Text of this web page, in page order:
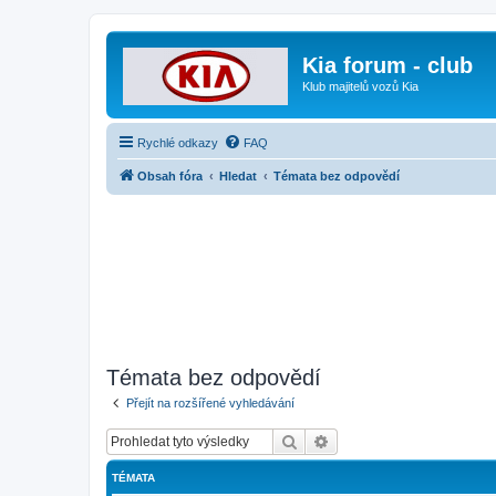
Kia forum - club
Klub majitelů vozů Kia
Rychlé odkazy FAQ
Obsah fóra Hledat Témata bez odpovědí
Témata bez odpovědí
Přejít na rozšířené vyhledávání
Hledat
TÉMATA